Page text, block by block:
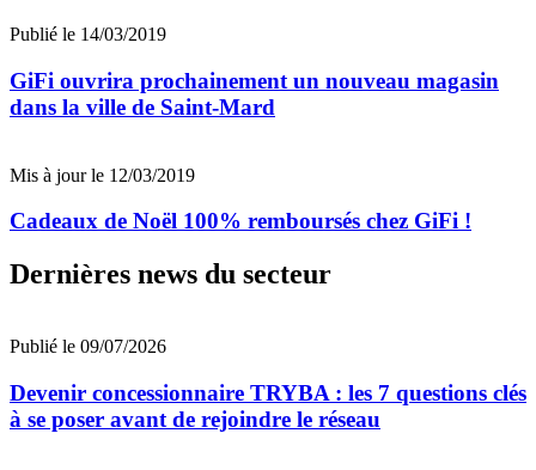
Publié le 14/03/2019
GiFi ouvrira prochainement un nouveau magasin
dans la ville de Saint-Mard
Mis à jour le 12/03/2019
Cadeaux de Noël 100% remboursés chez GiFi !
Dernières news du secteur
Publié le 09/07/2026
Devenir concessionnaire TRYBA : les 7 questions clés
à se poser avant de rejoindre le réseau